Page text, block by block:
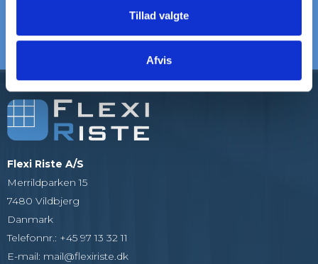
Tillad valgte
Afvis
Som alle er glade
20+ ÅRS ERFARING
Vi er eksperter i riste
Flexi Riste A/S
Merrildparken 15
7480 Vildbjerg
Danmark
Telefonnr.: +45 97 13 32 11
E-mail: mail@flexiriste.dk